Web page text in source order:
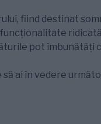
fiind destinat
pot îmbunătăți
ai în vedere